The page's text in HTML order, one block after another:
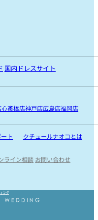
国内ドレスサイト
心斎橋店神戸店広島店福岡店
ト クチュールナオコとは
ライン相談 お問い合わせ
ング